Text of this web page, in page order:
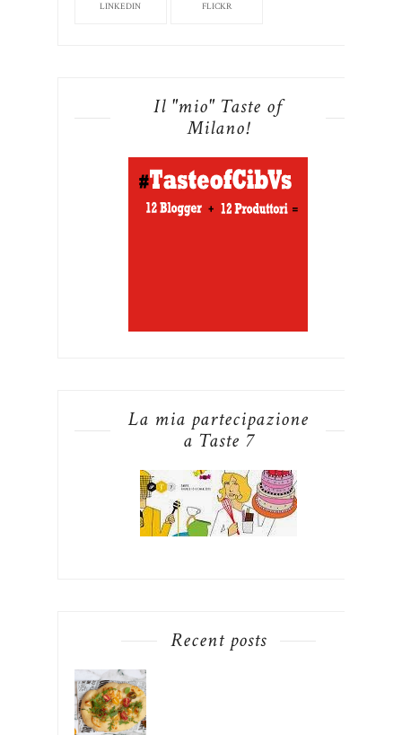
LINKEDIN FLICKR
Il "mio" Taste of
Milano!
La mia partecipazione
a Taste 7
Recent posts